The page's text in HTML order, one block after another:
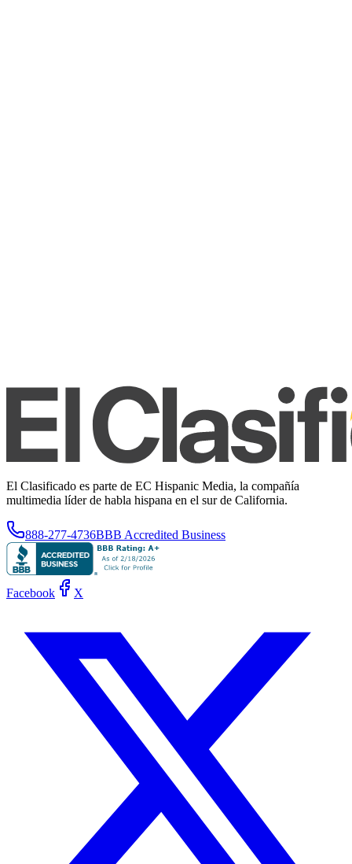
El Clasificado es parte de EC Hispanic Media, la compañía
multimedia líder de habla hispana en el sur de California.
888-277-4736BBB Accredited Business
Facebook X